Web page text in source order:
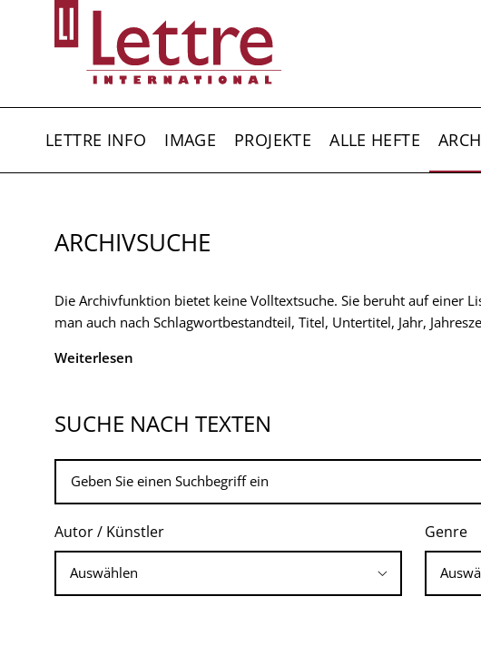
LETTRE INFO IMAGE PROJEKTE ALLE HEFTE
ARCHIVSUCHE
Die Archivfunktion bietet keine Volltextsuche. Sie beruht auf einer
man auch nach Schlagwortbestandteil, Titel, Untertitel, Jahr,
Weiterlesen
SUCHE NACH TEXTEN
Autor / Künstler Genre